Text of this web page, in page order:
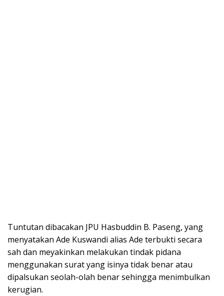
Tuntutan dibacakan JPU Hasbuddin B. Paseng, yang
menyatakan Ade Kuswandi alias Ade terbukti secara
sah dan meyakinkan melakukan tindak pidana
menggunakan surat yang isinya tidak benar atau
dipalsukan seolah-olah benar sehingga menimbulkan
kerugian.